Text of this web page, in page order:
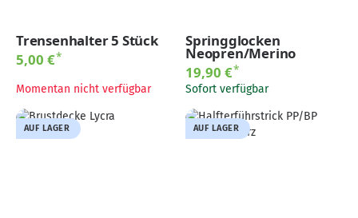
Trensenhalter 5 Stück
5,00 €*
Momentan nicht verfügbar
Springglocken
Neopren/Merino
19,90 €*
Sofort verfügbar
AUF LAGER AUF LAGER